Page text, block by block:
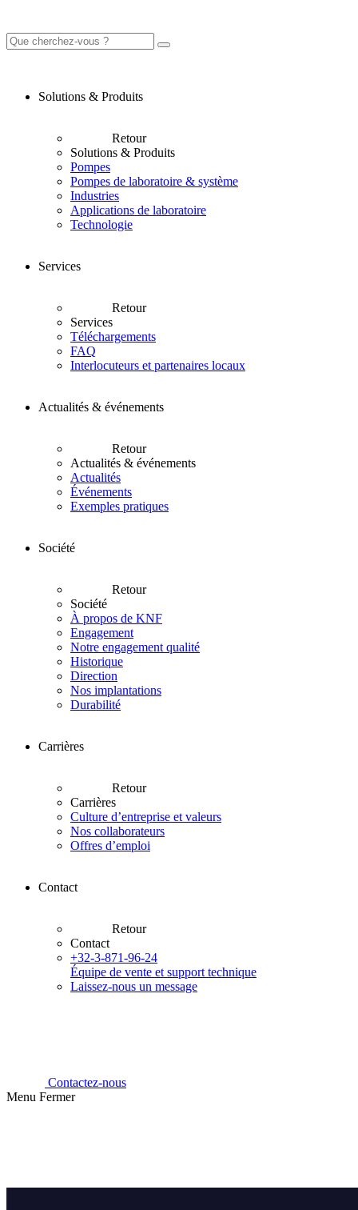
Solutions & Produits
Retour
Solutions & Produits
Pompes
Pompes de laboratoire & système
Industries
Applications de laboratoire
Technologie
Services
Retour
Services
Téléchargements
FAQ
Interlocuteurs et partenaires locaux
Actualités & événements
Retour
Actualités & événements
Actualités
Événements
Exemples pratiques
Société
Retour
Société
À propos de KNF
Engagement
Notre engagement qualité
Historique
Direction
Nos implantations
Durabilité
Carrières
Retour
Carrières
Culture d’entreprise et valeurs
Nos collaborateurs
Offres d’emploi
Contact
Retour
Contact
+32-3-871-96-24
Équipe de vente et support technique
Laissez-nous un message
Contactez-nous
Menu Fermer